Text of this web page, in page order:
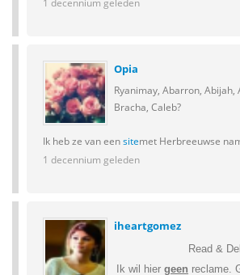
Opia
Ryanimay, Abarron, Abijah,
Bracha, Caleb?
Ik heb ze van eensitemet Herbreeuwse
1 decennium geleden
iheartgomez
Read &
Ik wil hier geen reclame.